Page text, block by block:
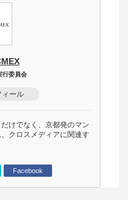
行委員会
ィール
けでなく、京都発のマン
クロスメディアに関連す
Facebook